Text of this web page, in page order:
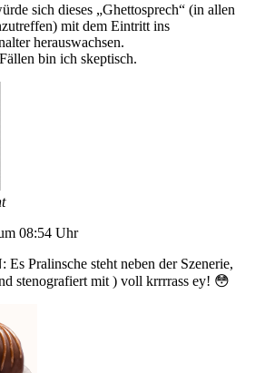
sich dieses „Ghettosprech“ (in allen
mit dem Eintritt ins
herauswachsen.
bin ich skeptisch.
08:54 Uhr
Pralinsche steht neben der Szenerie,
stenografiert mit ) voll krrrrass ey! 😳